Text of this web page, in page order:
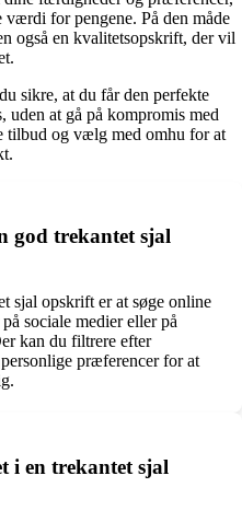
for pengene. På den måde
også en kvalitetsopskrift, der vil
sikre, at du får den perfekte
at gå på kompromis med
tilbud og vælg med omhu for at
god trekantet sjal
sjal opskrift er at søge online
sociale medier eller på
kan du filtrere efter
præferencer for at
i en trekantet sjal